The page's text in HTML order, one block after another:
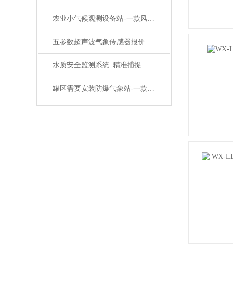
农业小气候观测设备站-一款风光旖旎的田间自动气象站#2023已更新
五参数超声波气象传感器报价@万象环境厂家《高温预警》
水质安全监测系统_精准捕捉水质异常！水质在线监测系统的工作原理与优势
罐区需要安装防爆气象站-一款茕茕孑立的供应防爆气象站厂家#2023已更新